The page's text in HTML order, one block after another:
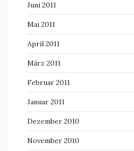
Juni 2011
Mai 2011
April 2011
März 2011
Februar 2011
Januar 2011
Dezember 2010
November 2010